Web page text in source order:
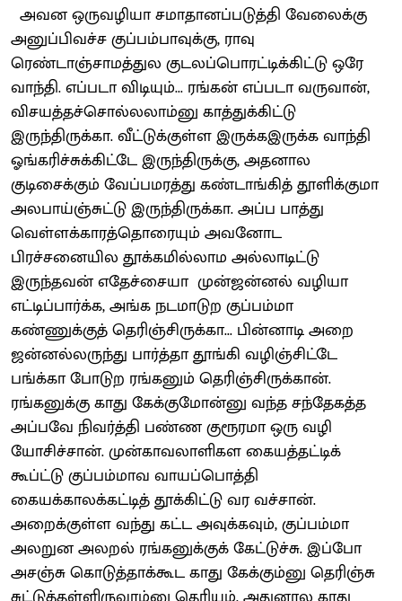
அவன ஒருவழியா சமாதானப்படுத்தி வேலைக்கு
அனுப்பிவச்ச குப்பம்பாவுக்கு, ராவு
ரெண்டாஞ்சாமத்துல குடலப்பொரட்டிக்கிட்டு ஒரே
வாந்தி. எப்படா விடியும்... ரங்கன் எப்படா வருவான்,
விசயத்தச்சொல்லலாம்னு காத்துக்கிட்டு
இருந்திருக்கா. வீட்டுக்குள்ள இருக்கஇருக்க வாந்தி
ஓங்கரிச்சுக்கிட்டே இருந்திருக்கு, அதனால
குடிசைக்கும் வேப்பமரத்து கண்டாங்கித் தூளிக்குமா
அலபாய்ஞ்சுட்டு இருந்திருக்கா. அப்ப பாத்து
வெள்ளக்காரத்தொரையும் அவனோட
பிரச்சனையில தூக்கமில்லாம அல்லாடிட்டு
இருந்தவன் எதேச்சையா முன்ஜன்னல் வழியா
எட்டிப்பார்க்க, அங்க நடமாடுற குப்பம்மா
கண்ணுக்குத் தெரிஞ்சிருக்கா... பின்னாடி அறை
ஜன்னல்லருந்து பார்த்தா தூங்கி வழிஞ்சிட்டே
பங்க்கா போடுற ரங்கனும் தெரிஞ்சிருக்கான்.
ரங்கனுக்கு காது கேக்குமோன்னு வந்த சந்தேகத்த
அப்பவே நிவர்த்தி பண்ண குரூரமா ஒரு வழி
யோசிச்சான். முன்காவலாளிகள கையத்தட்டிக்
கூப்ட்டு குப்பம்மாவ வாயப்பொத்தி
கையக்காலக்கட்டித் தூக்கிட்டு வர வச்சான்.
அறைக்குள்ள வந்து கட்ட அவுக்கவும், குப்பம்மா
அலறுன அலறல் ரங்கனுக்குக் கேட்டுச்சு. இப்போ
அசஞ்சு கொடுத்தாக்கூட காது கேக்கும்னு தெரிஞ்சு